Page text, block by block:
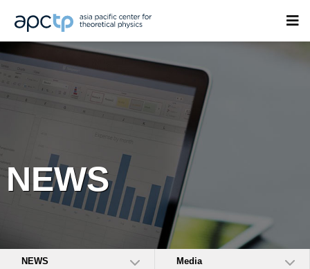
NEWS
NEWS Media